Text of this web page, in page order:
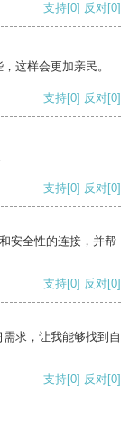
支持[0] 反对[0]
这样会更加亲民。
支持[0] 反对[0]
支持[0] 反对[0]
安全性的连接，并帮
支持[0] 反对[0]
求，让我能够找到自
支持[0] 反对[0]